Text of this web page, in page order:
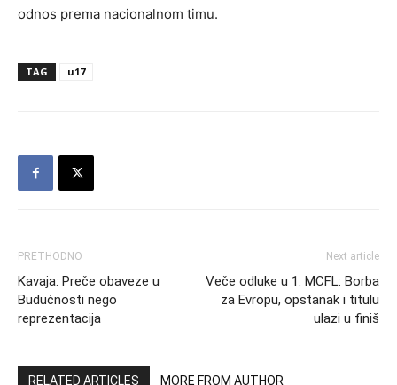
odnos prema nacionalnom timu.
TAG u17
PRETHODNO
Kavaja: Preče obaveze u
Budućnosti nego
reprezentacija
Next article
Veče odluke u 1. MCFL: Borba
za Evropu, opstanak i titulu
ulazi u finiš
RELATED ARTICLES MORE FROM AUTHOR